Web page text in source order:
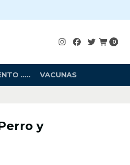
0
..... VACUNAS
y